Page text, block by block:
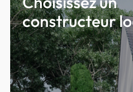
constructeur